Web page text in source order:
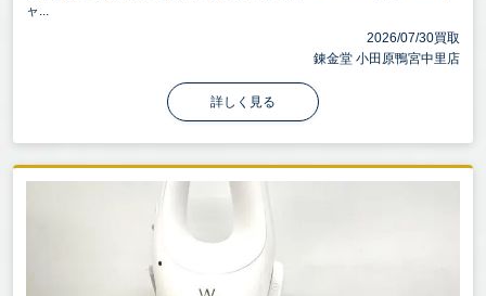
ャ...
2026/07/30買取
錬金堂 小田原鴨宮中里店
詳しく見る